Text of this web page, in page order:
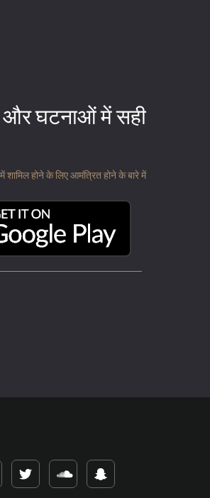
और घटनाओं में सही
होने के लिए आमंत्रित होने के बारे में